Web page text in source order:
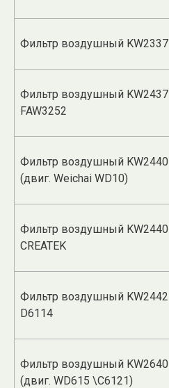
Фильтр воздушный KW2337
Фильтр воздушный KW2437
FAW3252
Фильтр воздушный KW2440
(двиг. Weichai WD10)
Фильтр воздушный KW2440
CREATEK
Фильтр воздушный KW2442
D6114
Фильтр воздушный KW2640
(двиг. WD615 \С6121)